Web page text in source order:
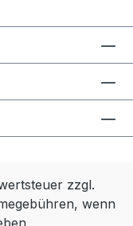
zzgl.
wenn